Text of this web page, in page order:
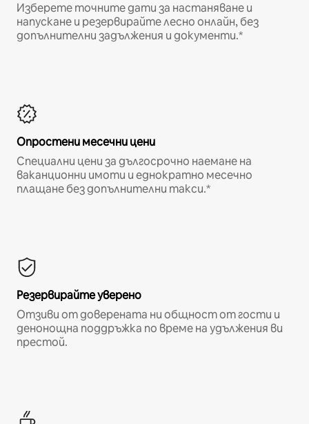
Изберете точните дати за настаняване и
напускане и резервирайте лесно онлайн, без
допълнителни задължения и документи.*
Опростени месечни цени
Специални цени за дългосрочно наемане на
ваканционни имоти и еднократно месечно
плащане без допълнителни такси.*
Резервирайте уверено
Отзиви от доверената ни общност от гости и
денонощна поддръжка по време на удължения ви
престой.